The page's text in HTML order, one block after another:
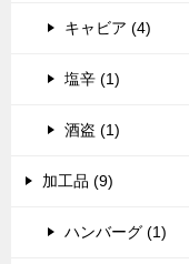
キャビア (4)
塩辛 (1)
酒盗 (1)
加工品 (9)
ハンバーグ (1)